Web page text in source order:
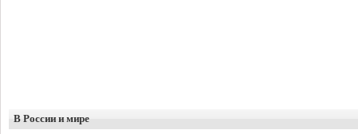
В России и мире